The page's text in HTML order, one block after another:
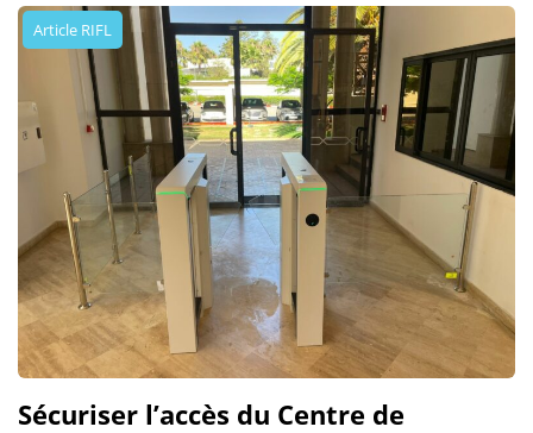
Article RIFL
Sécuriser l’accès du Centre de